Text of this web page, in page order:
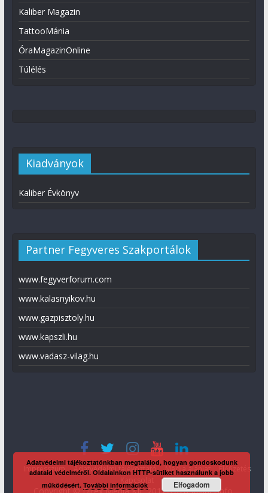
Kaliber Magazin
TattooMánia
ÓraMagazinOnline
Túlélés
Kiadványok
Kaliber Évkönyv
Partner Fegyveres Szakportálok
www.fegyverforum.com
www.kalasnyikov.hu
www.gazpisztoly.hu
www.kapszli.hu
www.vadasz-vilag.hu
Impresszum Adatvédelmi tájékoztató Média ajánlat
Előfizetés
Adatvédelmi tájékoztatónkban megtalálod, hogyan gondoskodunk
adataid védelméről. Oldalainkon HTTP-sütiket használunk a jobb
működésért.További információk Elfogadom